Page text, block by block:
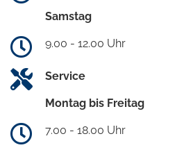
Samstag
9.00 - 12.00 Uhr
Service
Montag bis Freitag
7.00 - 18.00 Uhr